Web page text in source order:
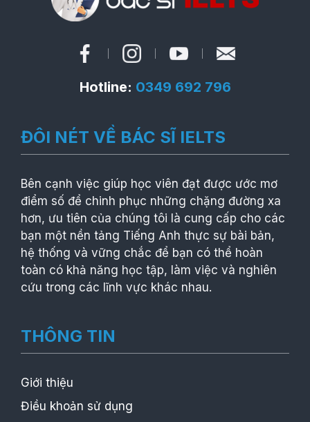
Hotline: 0349 692 796
ĐÔI NÉT VỀ BÁC SĨ IELTS
Bên cạnh việc giúp học viên đạt được ước mơ
điểm số để chinh phục những chặng đường xa
hơn, ưu tiên của chúng tôi là cung cấp cho các
bạn một nền tảng Tiếng Anh thực sự bài bản,
hệ thống và vững chắc để bạn có thể hoàn
toàn có khả năng học tập, làm việc và nghiên
cứu trong các lĩnh vực khác nhau.
THÔNG TIN
Giới thiệu
Điều khoản sử dụng